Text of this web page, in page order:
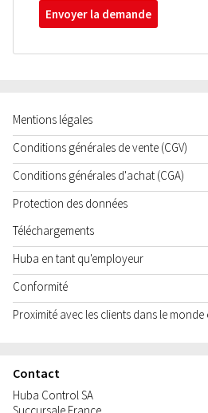
Envoyer la demande
Mentions légales
Conditions générales de vente (CGV)
Conditions générales d'achat (CGA)
Protection des données
Téléchargements
Huba en tant qu'employeur
Conformité
Proximité avec les clients dans le monde
Contact
Huba Control SA
Succursale France